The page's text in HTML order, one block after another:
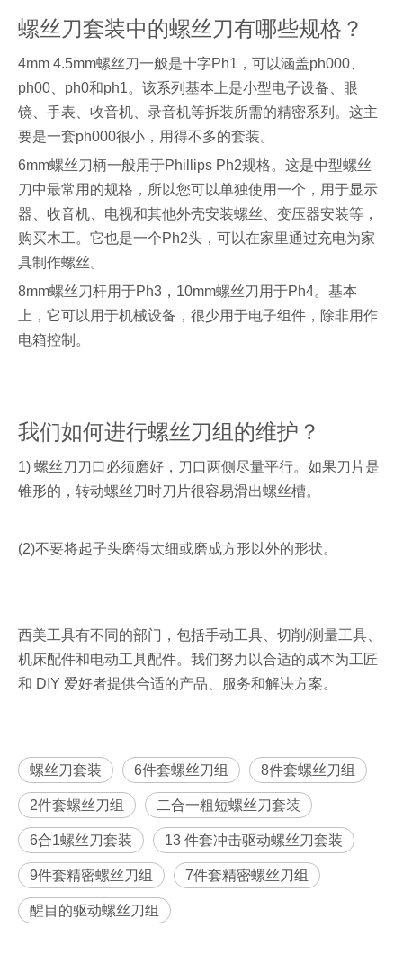
螺丝刀套装中的螺丝刀有哪些规格？
4mm 4.5mm螺丝刀一般是十字Ph1，可以涵盖ph000、
ph00、ph0和ph1。该系列基本上是小型电子设备、眼
镜、手表、收音机、录音机等拆装所需的精密系列。这主
要是一套ph000很小，用得不多的套装。
6mm螺丝刀柄一般用于Phillips Ph2规格。这是中型螺丝
刀中最常用的规格，所以您可以单独使用一个，用于显示
器、收音机、电视和其他外壳安装螺丝、变压器安装等，
购买木工。它也是一个Ph2头，可以在家里通过充电为家
具制作螺丝。
8mm螺丝刀杆用于Ph3，10mm螺丝刀用于Ph4。基本
上，它可以用于机械设备，很少用于电子组件，除非用作
电箱控制。
我们如何进行螺丝刀组的维护？
1) 螺丝刀刀口必须磨好，刀口两侧尽量平行。如果刀片是
锥形的，转动螺丝刀时刀片很容易滑出螺丝槽。
(2)不要将起子头磨得太细或磨成方形以外的形状。
西美工具有不同的部门，包括手动工具、切削/测量工具、
机床配件和电动工具配件。我们努力以合适的成本为工匠
和 DIY 爱好者提供合适的产品、服务和解决方案。
螺丝刀套装 6件套螺丝刀组 8件套螺丝刀组
2件套螺丝刀组 二合一粗短螺丝刀套装
6合1螺丝刀套装 13 件套冲击驱动螺丝刀套装
9件套精密螺丝刀组 7件套精密螺丝刀组
醒目的驱动螺丝刀组